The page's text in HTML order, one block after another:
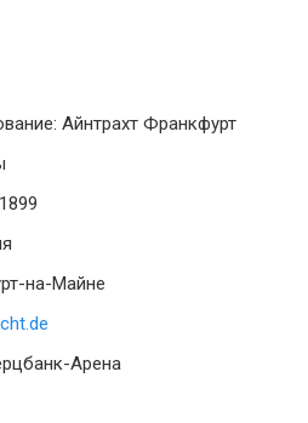
Айнтрахт Франкфурт
на-Майне
Арена